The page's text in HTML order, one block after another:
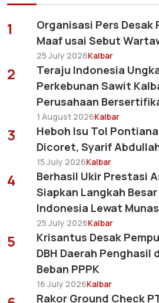
1
Organisasi Pers Desak
Maaf usai Sebut
25 July 2026Kalbar
2
Teraju Indonesia
Perkebunan Sawit
Perusahaan
1 August 2026Kalbar
3
Heboh Isu Tol
Dicoret, Syarif
15 July 2026Kalbar
4
Berhasil Ukir Prestasi
Siapkan Langkah
Indonesia Lewat
25 July 2026Kalbar
5
Krisantus Desak
DBH Daerah Penghasil
Beban PPPK
16 July 2026Kalbar
Rakor Ground Check